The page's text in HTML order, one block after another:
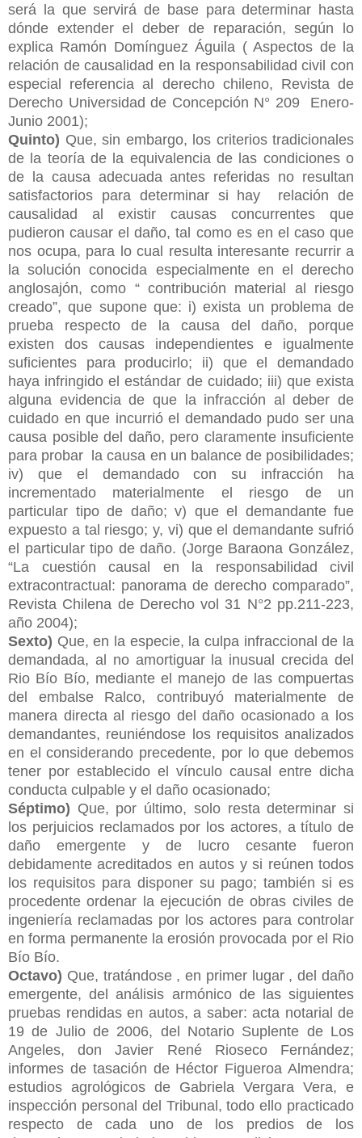
será la que servirá de base para determinar hasta
dónde extender el deber de reparación, según lo
explica Ramón Domínguez Águila ( Aspectos de la
relación de causalidad en la responsabilidad civil con
especial referencia al derecho chileno, Revista de
Derecho Universidad de Concepción N° 209 Enero-
Junio 2001);
Quinto) Que, sin embargo, los criterios tradicionales
de la teoría de la equivalencia de las condiciones o
de la causa adecuada antes referidas no resultan
satisfactorios para determinar si hay relación de
causalidad al existir causas concurrentes que
pudieron causar el daño, tal como es en el caso que
nos ocupa, para lo cual resulta interesante recurrir a
la solución conocida especialmente en el derecho
anglosajón, como “ contribución material al riesgo
creado”, que supone que: i) exista un problema de
prueba respecto de la causa del daño, porque
existen dos causas independientes e igualmente
suficientes para producirlo; ii) que el demandado
haya infringido el estándar de cuidado; iii) que exista
alguna evidencia de que la infracción al deber de
cuidado en que incurrió el demandado pudo ser una
causa posible del daño, pero claramente insuficiente
para probar la causa en un balance de posibilidades;
iv) que el demandado con su infracción ha
incrementado materialmente el riesgo de un
particular tipo de daño; v) que el demandante fue
expuesto a tal riesgo; y, vi) que el demandante sufrió
el particular tipo de daño. (Jorge Baraona González,
“La cuestión causal en la responsabilidad civil
extracontractual: panorama de derecho comparado”,
Revista Chilena de Derecho vol 31 N°2 pp.211-223,
año 2004);
Sexto) Que, en la especie, la culpa infraccional de la
demandada, al no amortiguar la inusual crecida del
Rio Bío Bío, mediante el manejo de las compuertas
del embalse Ralco, contribuyó materialmente de
manera directa al riesgo del daño ocasionado a los
demandantes, reuniéndose los requisitos analizados
en el considerando precedente, por lo que debemos
tener por establecido el vínculo causal entre dicha
conducta culpable y el daño ocasionado;
Séptimo) Que, por último, solo resta determinar si
los perjuicios reclamados por los actores, a título de
daño emergente y de lucro cesante fueron
debidamente acreditados en autos y si reúnen todos
los requisitos para disponer su pago; también si es
procedente ordenar la ejecución de obras civiles de
ingeniería reclamadas por los actores para controlar
en forma permanente la erosión provocada por el Rio
Bío Bío.
Octavo) Que, tratándose , en primer lugar , del daño
emergente, del análisis armónico de las siguientes
pruebas rendidas en autos, a saber: acta notarial de
19 de Julio de 2006, del Notario Suplente de Los
Angeles, don Javier René Rioseco Fernández;
informes de tasación de Héctor Figueroa Almendra;
estudios agrológicos de Gabriela Vergara Vera, e
inspección personal del Tribunal, todo ello practicado
respecto de cada uno de los predios de los